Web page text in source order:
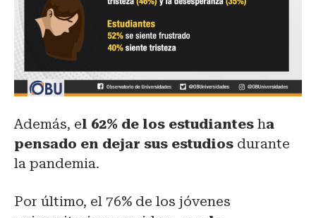
Además, el 62% de los estudiantes ha
pensado en dejar sus estudios durante
la pandemia.
Por último, el 76% de los jóvenes